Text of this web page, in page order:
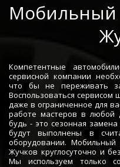
Компетентные
сервисной компании
что бы не переживать
Воспользоваться
даже в ограниченное для
работе мастеров в
будь - это сезонная
будут выполнены в
оборудовании.
Жучков круглосуточно и
Мы используем только